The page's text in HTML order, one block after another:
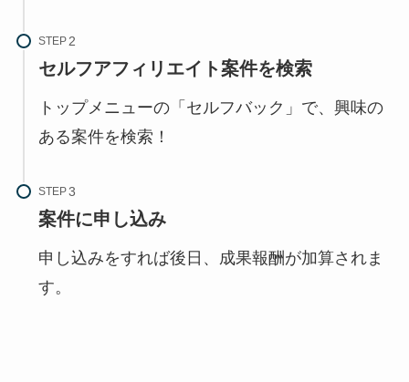
STEP
セルフアフィリエイト案件を検索
トップメニューの「セルフバック」で、興味の
ある案件を検索！
STEP
案件に申し込み
申し込みをすれば後日、成果報酬が加算されま
す。